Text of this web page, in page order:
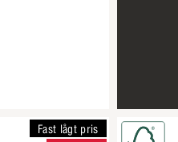
Fast lågt pris